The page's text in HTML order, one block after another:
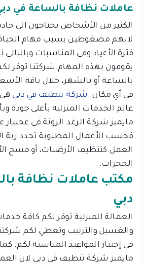
عاملات نظافة بالساعة في
الكثير من الأشخاص يحتاجون الى
لانهم مضغوطين بسبب مهام
فترة الأعياد وفي المناسبات وبالتالي
يقومون بهذه المهام.شركتنا توفر
بالساعة أو بالشهر، خلال باقة
في أي مكان. شركة تنظيف في دبي هى
عالم الخدمات المنزلية بأعلى جودة
مايميز شركة الرغد الرونة فى
فحسب الأعمال المطلوبة تحدد ربة
العمل.كتنظيف الأرضيات، أو مسح
الحجرات.
مكتب عاملات نظافة
دبي
العمالة المنزلية توفر لكم كافة
والغسيل والترتيب وتعطي لكم
في إختيار المواعيد المناسبة لكم.
مايميز شركة تنظيف فى دبى لان